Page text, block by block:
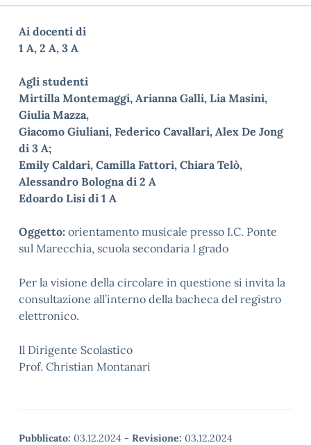
Ai docenti di
1 A, 2 A, 3 A
Agli studenti
Mirtilla Montemaggi, Arianna Galli, Lia Masini,
Giulia Mazza,
Giacomo Giuliani, Federico Cavallari, Alex De Jong
di 3 A;
Emily Caldari, Camilla Fattori, Chiara Telò,
Alessandro Bologna di 2 A
Edoardo Lisi di 1 A
Oggetto: orientamento musicale presso I.C. Ponte
sul Marecchia, scuola secondaria I grado
Per la visione della circolare in questione si invita la
consultazione all’interno della bacheca del registro
elettronico.
Il Dirigente Scolastico
Prof. Christian Montanari
Pubblicato: 03.12.2024 - Revisione: 03.12.2024